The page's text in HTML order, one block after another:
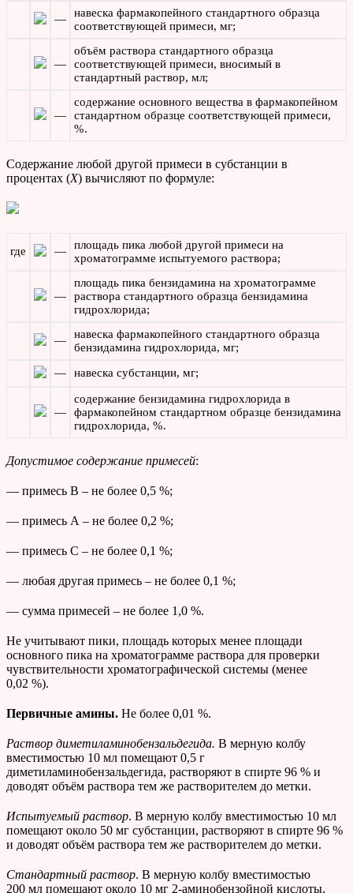
—
навеска фармакопейного стандартного образца
соответствующей примеси, мг;
—
объём раствора стандартного образца
соответствующей примеси, вносимый в
стандартный раствор, мл;
—
содержание основного вещества в фармакопейном
стандартном образце соответствующей примеси,
%.
Содержание любой другой примеси в субстанции в
процентах (Х) вычисляют по формуле:
где —
площадь пика любой другой примеси на
хроматограмме испытуемого раствора;
—
площадь пика бензидамина на хроматограмме
раствора стандартного образца бензидамина
гидрохлорида;
—
навеска фармакопейного стандартного образца
бензидамина гидрохлорида, мг;
—
навеска субстанции, мг;
—
содержание бензидамина гидрохлорида в
фармакопейном стандартном образце бензидамина
гидрохлорида, %.
Допустимое содержание примесей:
— примесь В – не более 0,5 %;
— примесь А – не более 0,2 %;
— примесь С – не более 0,1 %;
— любая другая примесь – не более 0,1 %;
— сумма примесей – не более 1,0 %.
Не учитывают пики, площадь которых менее площади
основного пика на хроматограмме раствора для проверки
чувствительности хроматографической системы (менее
0,02 %).
Первичные амины. Не более 0,01 %.
Раствор диметиламинобензальдегида. В мерную колбу
вместимостью 10 мл помещают 0,5 г
диметиламинобензальдегида, растворяют в спирте 96 % и
доводят объём раствора тем же растворителем до метки.
Испытуемый раствор. В мерную колбу вместимостью 10 мл
помещают около 50 мг субстанции, растворяют в спирте 96 %
и доводят объём раствора тем же растворителем до метки.
Стандартный раствор. В мерную колбу вместимостью
200 мл помещают около 10 мг 2-аминобензойной кислоты,